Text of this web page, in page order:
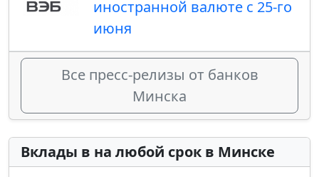
иностранной валюте с 25-го
июня
Все пресс-релизы от банков
Минска
Вклады в на любой срок в Минске